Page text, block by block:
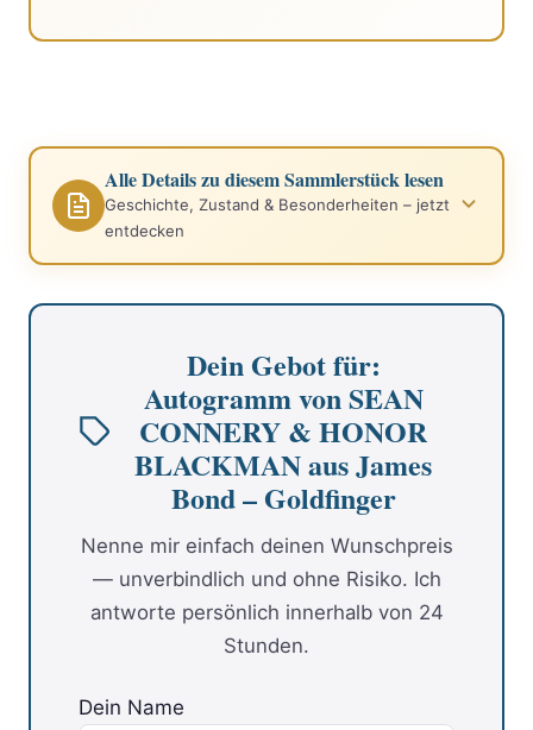
Alle Details zu diesem Sammlerstück lesen
Geschichte, Zustand & Besonderheiten – jetzt
entdecken
Dein Gebot für:
Autogramm von SEAN
CONNERY & HONOR
BLACKMAN aus James
Bond – Goldfinger
Nenne mir einfach deinen Wunschpreis
— unverbindlich und ohne Risiko. Ich
antworte persönlich innerhalb von 24
Stunden.
Dein Name